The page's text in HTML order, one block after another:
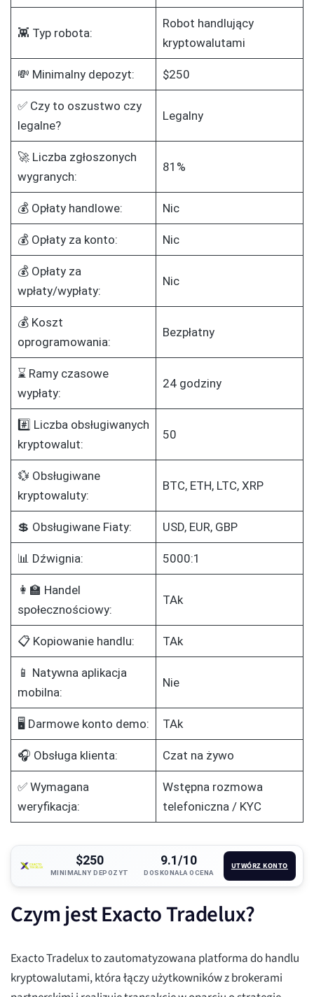
👾 Typ robota:
Robot handlujący
kryptowalutami
💸 Minimalny depozyt: $250
✅ Czy to oszustwo czy
legalne?
Legalny
🚀 Liczba zgłoszonych
wygranych:
81%
💰 Opłaty handlowe: Nic
💰 Opłaty za konto: Nic
💰 Opłaty za
wpłaty/wypłaty:
Nic
💰 Koszt
oprogramowania:
Bezpłatny
⌛ Ramy czasowe
wypłaty:
24 godziny
#️⃣ Liczba obsługiwanych
kryptowalut:
50
💱 Obsługiwane
kryptowaluty:
BTC, ETH, LTC, XRP
💲 Obsługiwane Fiaty: USD, EUR, GBP
📊 Dźwignia: 5000:1
👩‍🏫 Handel
społecznościowy:
TAk
📋 Kopiowanie handlu: TAk
📱 Natywna aplikacja
mobilna:
Nie
🖥️ Darmowe konto demo: TAk
🎧 Obsługa klienta: Czat na żywo
✅ Wymagana
weryfikacja:
Wstępna rozmowa
telefoniczna / KYC
$250
MINIMALNY DEPOZYT
9.1/10
DOSKONAŁA OCENA
UTWÓRZ KONTO
Czym jest Exacto Tradelux?
Exacto Tradelux to zautomatyzowana platforma do handlu
kryptowalutami, która łączy użytkowników z brokerami